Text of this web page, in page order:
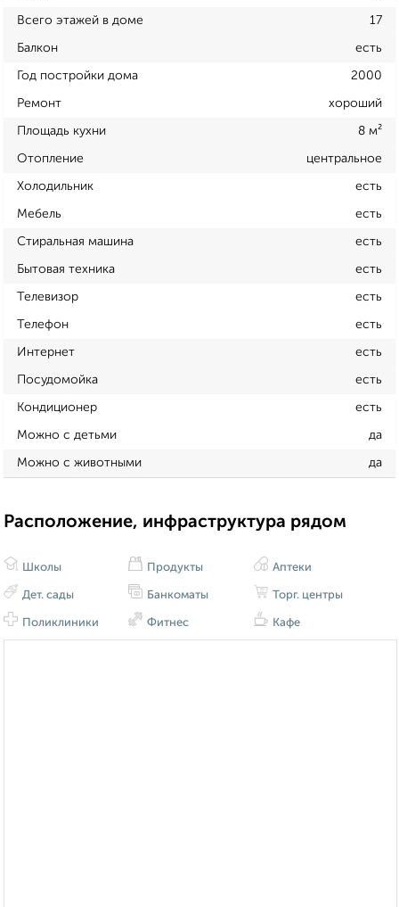
Всего этажей в доме 17
Балкон есть
Год постройки дома 2000
Ремонт хороший
Площадь кухни 8 м²
Отопление центральное
Холодильник есть
Мебель есть
Стиральная машина есть
Бытовая техника есть
Телевизор есть
Телефон есть
Интернет есть
Посудомойка есть
Кондиционер есть
Можно с детьми да
Можно с животными да
Расположение, инфраструктура рядом
Школы
Дет. сады
Поликлиники
Продукты
Банкоматы
Фитнес
Аптеки
Торг. центры
Кафе